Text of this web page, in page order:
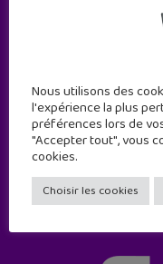
Nous utilisons des
l'expérience la plus
préférences lors de
"Accepter tout", vous
cookies.
Choisir les cookies